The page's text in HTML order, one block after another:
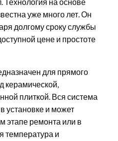
уже много лет. Он
долгому сроку службы
цене и простоте
для прямого
керамической,
плиткой. Вся система
установке и может
этапе ремонта или в
температура и